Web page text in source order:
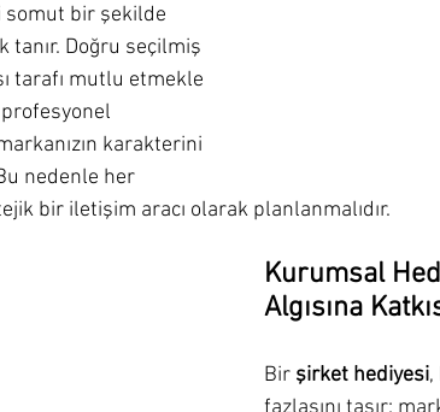
somut bir şekilde
tanır. Doğru seçilmiş
tarafı mutlu etmekle
karakterini
nedenle her
bir iletişim aracı olarak planlanmalıdır.
Kurumsal
Algısına
Bir şirket hediyesi,